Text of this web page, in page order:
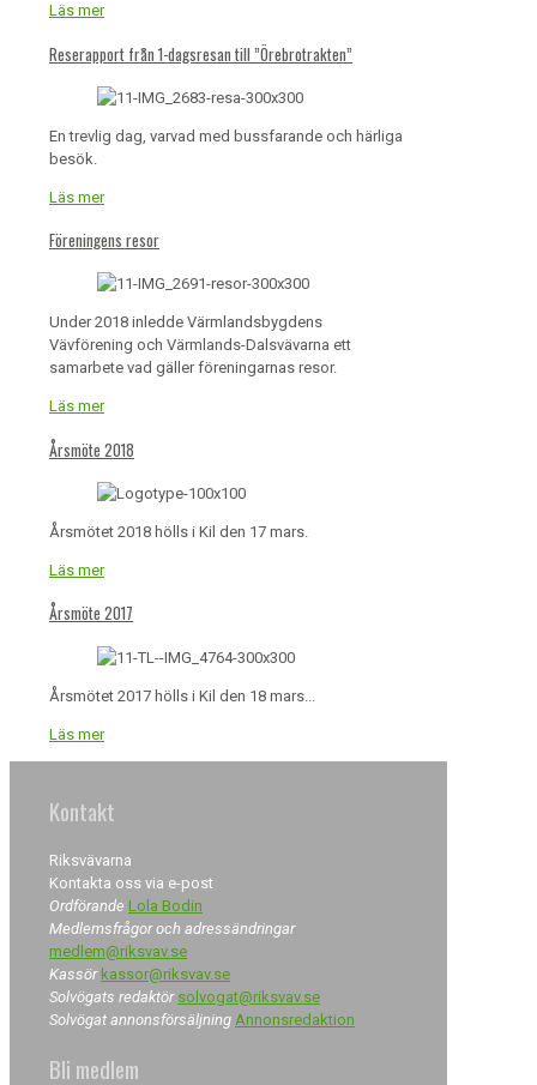
Läs mer
Reserapport från 1-dagsresan till ”Örebrotrakten”
En trevlig dag, varvad med bussfarande och härliga
besök.
Läs mer
Föreningens resor
Under 2018 inledde Värmlandsbygdens
Vävförening och Värmlands-Dalsvävarna ett
samarbete vad gäller föreningarnas resor.
Läs mer
Årsmöte 2018
Årsmötet 2018 hölls i Kil den 17 mars.
Läs mer
Årsmöte 2017
Årsmötet 2017 hölls i Kil den 18 mars...
Läs mer
Kontakt
Riksvävarna
Kontakta oss via e-post
Ordförande Lola Bodin
Medlemsfrågor och adressändringar
medlem@riksvav.se
Kassör kassor@riksvav.se
Solvögats redaktör solvogat@riksvav.se
Solvögat annonsförsäljning Annonsredaktion
Bli medlem